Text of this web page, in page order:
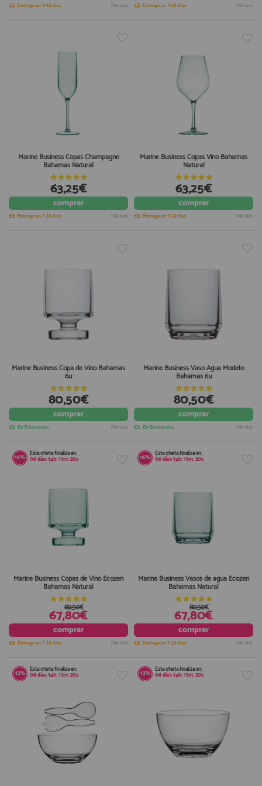
Entrega en 7-10 días IVA incl. Entrega en 7-10 días IVA incl.
Marine Business Copas Champagne
Bahamas Natural
63,25€
comprar
Entrega en 7-10 días IVA incl.
Marine Business Copas Vino Bahamas
Natural
63,25€
comprar
Entrega en 7-10 días IVA incl.
Marine Business Copa de Vino Bahamas
6u
80,50€
comprar
En Existencias IVA incl.
Marine Business Vaso Agua Modelo
Bahamas 6u
80,50€
comprar
En Existencias IVA incl.
16% Esta oferta finaliza en:
06días14h:11m:20s
Marine Business Copas de Vino Ecozen
Bahamas Natural
67,80€
80,50€
comprar
Entrega en 7-10 días IVA incl.
16% Esta oferta finaliza en:
06días14h:11m:20s
Marine Business Vasos de agua Ecozen
Bahamas Natural
67,80€
80,50€
comprar
Entrega en 7-10 días IVA incl.
12% Esta oferta finaliza en:
06días14h:11m:20s 12% Esta oferta finaliza en:
06días14h:11m:20s